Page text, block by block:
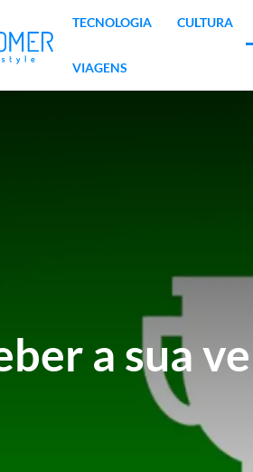
TECNOLOGIA CULTURA
VIAGENS
a sua